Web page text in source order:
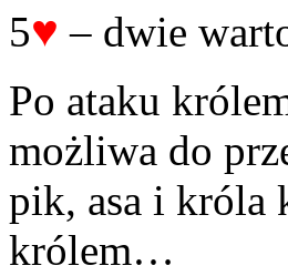
5♥ – dwie
Po ataku
możliwa do
pik, asa i króla
królem…